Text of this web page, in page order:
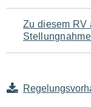
Zu diesem RV